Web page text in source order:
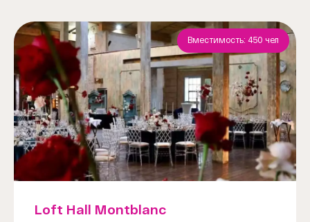
Вместимость: 450 чел
Loft Hall Montblanс